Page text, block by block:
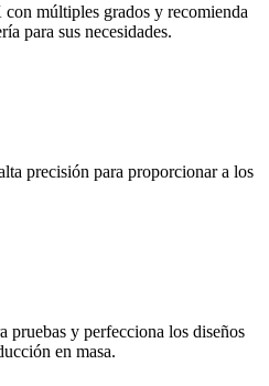
múltiples grados y recomienda
para sus necesidades.
precisión para proporcionar a los
pruebas y perfecciona los diseños
en masa.